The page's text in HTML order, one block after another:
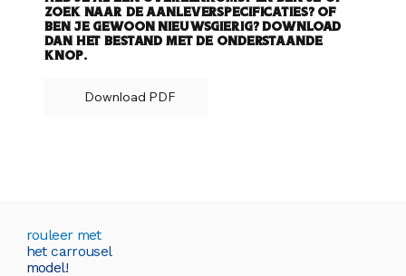
zoek naar de aanleverspecificaties? Of
ben je gewoon nieuwsgierig? Download
dan het bestand met de onderstaande
knop.
Download PDF
rouleer met
het carrousel
model!